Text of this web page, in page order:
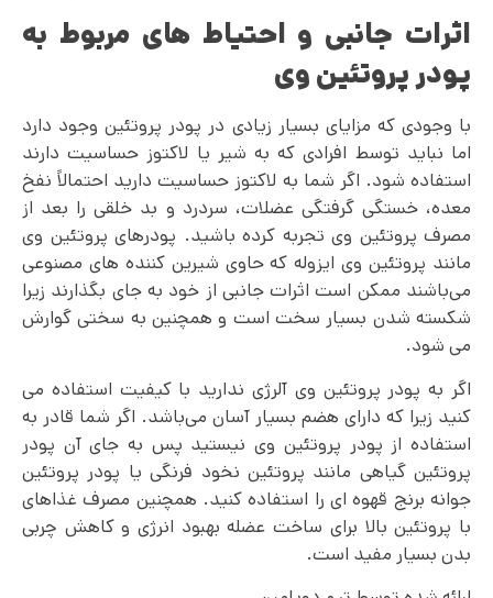
اثرات جانبی و احتیاط های مربوط به
پودر پروتئین وی
با وجودی که مزایای بسیار زیادی در پودر پروتئین وجود دارد
اما نباید توسط افرادی که به شیر یا لاکتوز حساسیت دارند
استفاده شود. اگر شما به لاکتوز حساسیت دارید احتمالاً نفخ
معده، خستگی گرفتگی عضلات، سردرد و بد خلقی را بعد از
مصرف پروتئین وی تجربه کرده باشید. پودرهای پروتئین وی
مانند پروتئین وی ایزوله که حاوی شیرین‌ کننده‌ های مصنوعی
می‌باشند ممکن است اثرات جانبی از خود به جای بگذارند زیرا
شکسته شدن بسیار سخت است و همچنین به سختی گوارش
می شود.
اگر به پودر پروتئین وی آلرژی ندارید با کیفیت استفاده می
کنید زیرا که دارای هضم بسیار آسان می‌باشد. اگر شما قادر به
استفاده از پودر پروتئین وی نیستید پس به جای آن پودر
پروتئین گیاهی مانند پروتئین نخود فرنگی یا پودر پروتئین
جوانه برنج قهوه‌ ای را استفاده کنید. همچنین مصرف غذاهای
با پروتئین بالا برای ساخت عضله بهبود انرژی و کاهش چربی
بدن بسیار مفید است.